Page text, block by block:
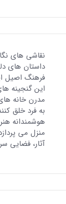
نقاشی های
داستان های
فرهنگ اصیل
این گنجینه
مدرن خانه
به فرد خلق
هوشمندانه
منزل می
آثار، فضایی